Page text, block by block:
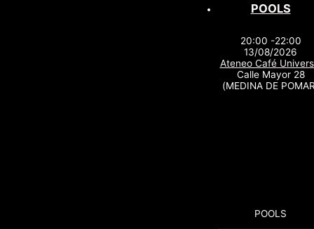
POOLS
20:00 -22:00
13/08/2026
Ateneo Café
Calle Mayor 28
(MEDINA DE
POOLS